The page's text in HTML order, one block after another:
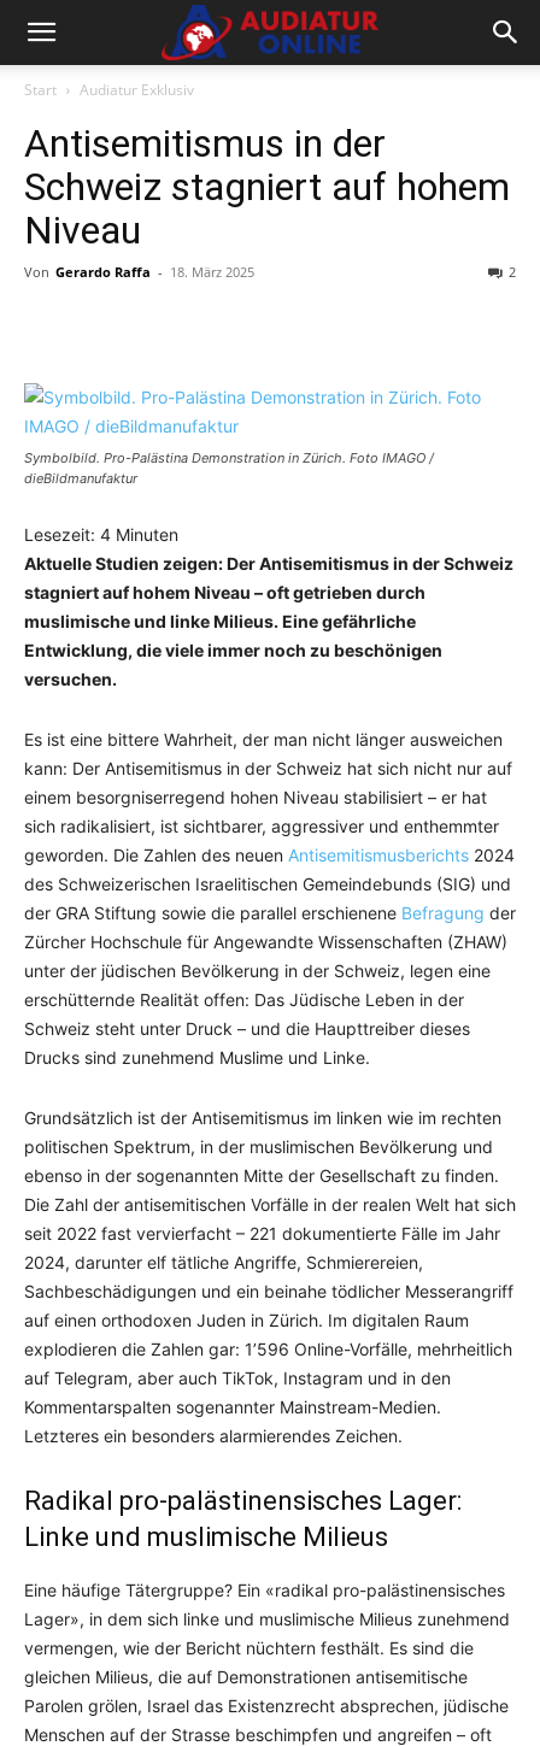
Start Audiatur Exklusiv
Antisemitismus in der
Schweiz stagniert auf hohem
Niveau
Von Gerardo Raffa - 18. März 2025 2
Symbolbild. Pro-Palästina Demonstration in Zürich. Foto IMAGO /
dieBildmanufaktur
Lesezeit: 4 Minuten
Aktuelle Studien zeigen: Der Antisemitismus in der Schweiz
stagniert auf hohem Niveau – oft getrieben durch
muslimische und linke Milieus. Eine gefährliche
Entwicklung, die viele immer noch zu beschönigen
versuchen.
Es ist eine bittere Wahrheit, der man nicht länger ausweichen
kann: Der Antisemitismus in der Schweiz hat sich nicht nur auf
einem besorgniserregend hohen Niveau stabilisiert – er hat
sich radikalisiert, ist sichtbarer, aggressiver und enthemmter
geworden. Die Zahlen des neuen Antisemitismusberichts 2024
des Schweizerischen Israelitischen Gemeindebunds (SIG) und
der GRA Stiftung sowie die parallel erschienene Befragung der
Zürcher Hochschule für Angewandte Wissenschaften (ZHAW)
unter der jüdischen Bevölkerung in der Schweiz, legen eine
erschütternde Realität offen: Das Jüdische Leben in der
Schweiz steht unter Druck – und die Haupttreiber dieses
Drucks sind zunehmend Muslime und Linke.
Grundsätzlich ist der Antisemitismus im linken wie im rechten
politischen Spektrum, in der muslimischen Bevölkerung und
ebenso in der sogenannten Mitte der Gesellschaft zu finden.
Die Zahl der antisemitischen Vorfälle in der realen Welt hat sich
seit 2022 fast vervierfacht – 221 dokumentierte Fälle im Jahr
2024, darunter elf tätliche Angriffe, Schmierereien,
Sachbeschädigungen und ein beinahe tödlicher Messerangriff
auf einen orthodoxen Juden in Zürich. Im digitalen Raum
explodieren die Zahlen gar: 1’596 Online-Vorfälle, mehrheitlich
auf Telegram, aber auch TikTok, Instagram und in den
Kommentarspalten sogenannter Mainstream-Medien.
Letzteres ein besonders alarmierendes Zeichen.
Radikal pro-palästinensisches Lager:
Linke und muslimische Milieus
Eine häufige Tätergruppe? Ein «radikal pro-palästinensisches
Lager», in dem sich linke und muslimische Milieus zunehmend
vermengen, wie der Bericht nüchtern festhält. Es sind die
gleichen Milieus, die auf Demonstrationen antisemitische
Parolen grölen, Israel das Existenzrecht absprechen, jüdische
Menschen auf der Strasse beschimpfen und angreifen – oft